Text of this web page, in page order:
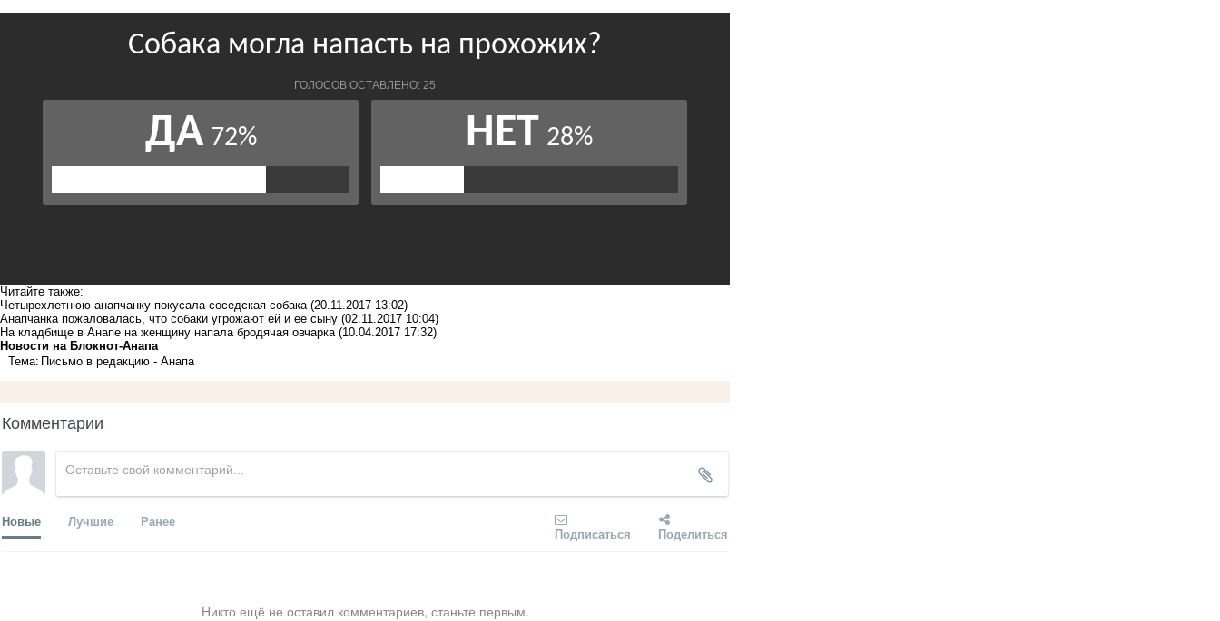
Читайте также:
Четырехлетнюю анапчанку покусала соседская собака (20.11.2017 13:02)
Анапчанка пожаловалась, что собаки угрожают ей и её сыну (02.11.2017 10:04)
На кладбище в Анапе на женщину напала бродячая овчарка (10.04.2017 17:32)
Новости на Блoкнoт-Анапа
Тема: Письмо в редакцию - Анапа
Комментарии
Новые Лучшие Ранее
Подписаться Поделиться
Никто ещё не оставил комментариев, станьте первым.